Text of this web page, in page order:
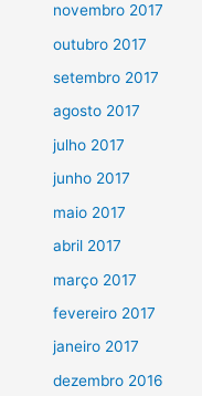
novembro 2017
outubro 2017
setembro 2017
agosto 2017
julho 2017
junho 2017
maio 2017
abril 2017
março 2017
fevereiro 2017
janeiro 2017
dezembro 2016